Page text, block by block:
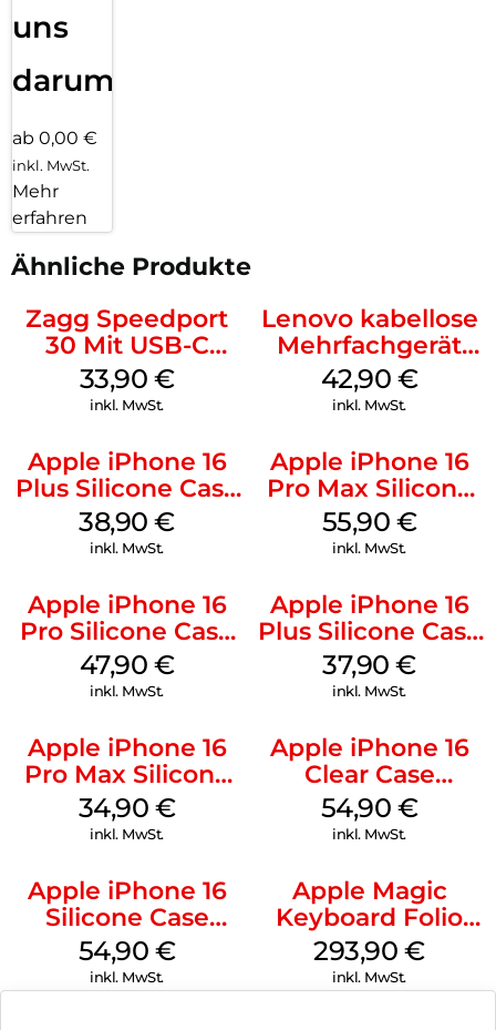
uns
darum!
ab 0,00 €
inkl. MwSt.
Mehr
erfahren
Ähnliche Produkte
Zagg Speedport
30 Mit USB-C
Kabel Weiß
33,90 €
inkl. MwSt.
Lenovo kabellose
Mehrfachgerät
Luna Grey
42,90 €
inkl. MwSt.
Apple iPhone 16
Plus Silicone Case
MagSafe Denim
38,90€
inkl. MwSt.
Apple iPhone 16
Pro Max Silicone
Case MagSafe
Stone Gray
55,90 €
inkl. MwSt.
Apple iPhone 16
Pro Silicone Case
MagSafe Denim
47,90 €
inkl. MwSt.
Apple iPhone 16
Plus Silicone Case
MagSafe Lake
Green
37,90€
inkl. MwSt.
Apple iPhone 16
Pro Max Silicone
Case MagSafe
Denim
34,90 €
inkl. MwSt.
Apple iPhone 16
Clear Case
MagSafe
Transparent
54,90 €
inkl. MwSt.
Apple iPhone 16
Silicone Case
MagSafe Lake
Green
54,90 €
inkl. MwSt.
Apple Magic
Keyboard Folio
iPad 10.9″ (10.Gen.)
Weiß
293,90€
inkl. MwSt.